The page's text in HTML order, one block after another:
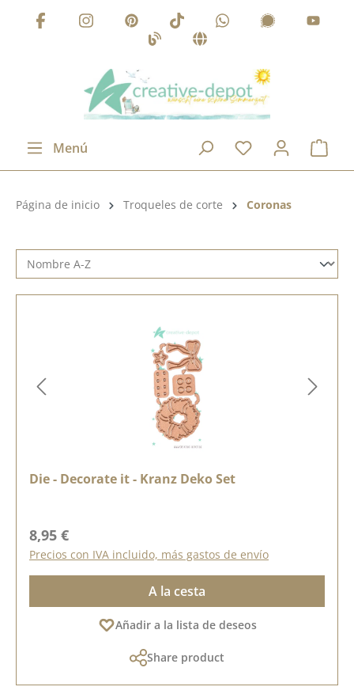
Saltar al contenido principal
Menú
Categoría de productos:
Página de inicio Troqueles de corte Coronas
Die - Decorate it - Kranz Deko Set
Precio normal:
8,95 €
Precios con IVA incluido, más gastos de envío
A la cesta
Añadir a la lista de deseos
Share product